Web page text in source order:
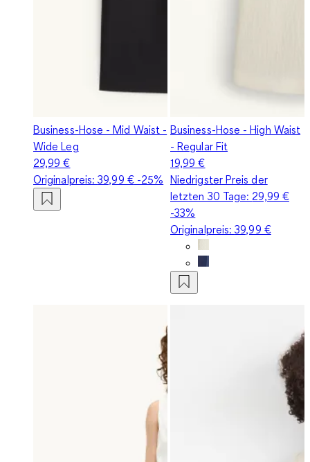
Business-Hose - Mid Waist -
Wide Leg
29,99 €
Originalpreis:39,99 €-25%
Business-Hose - High Waist
- Regular Fit
19,99 €
Niedrigster Preis der
letzten 30 Tage: 29,99 €
-33%
Originalpreis:39,99 €